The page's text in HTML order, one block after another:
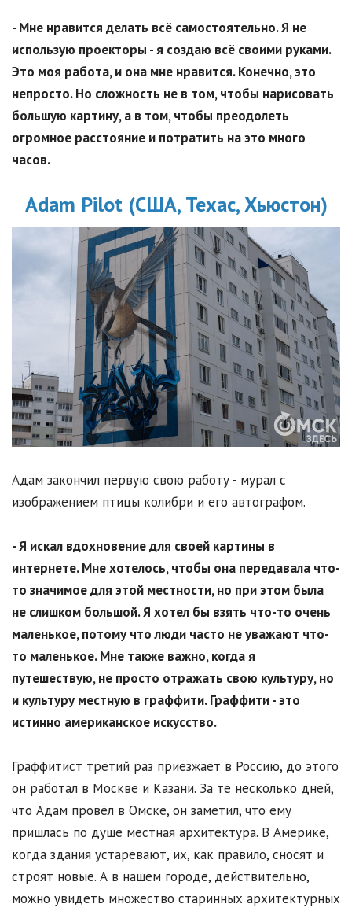
- Мне нравится делать всё самостоятельно. Я не
использую проекторы - я создаю всё своими руками.
Это моя работа, и она мне нравится. Конечно, это
непросто. Но сложность не в том, чтобы нарисовать
большую картину, а в том, чтобы преодолеть
огромное расстояние и потратить на это много
часов.
Adam Pilot (США, Техас, Хьюстон)
Адам закончил первую свою работу - мурал с
изображением птицы колибри и его автографом.
- Я искал вдохновение для своей картины в
интернете. Мне хотелось, чтобы она передавала что-
то значимое для этой местности, но при этом была
не слишком большой. Я хотел бы взять что-то очень
маленькое, потому что люди часто не уважают что-
то маленькое. Мне также важно, когда я
путешествую, не просто отражать свою культуру, но
и культуру местную в граффити. Граффити - это
истинно американское искусство.
Граффитист третий раз приезжает в Россию, до этого
он работал в Москве и Казани. За те несколько дней,
что Адам провёл в Омске, он заметил, что ему
пришлась по душе местная архитектура. В Америке,
когда здания устаревают, их, как правило, сносят и
строят новые. А в нашем городе, действительно,
можно увидеть множество старинных архитектурных